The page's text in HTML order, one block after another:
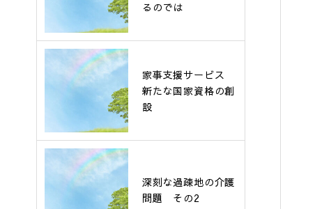
るのでは
家事支援サービス
新たな国家資格の創
設
深刻な過疎地の介護
問題 その2